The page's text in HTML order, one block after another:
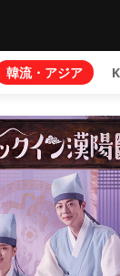
韓流・アジア